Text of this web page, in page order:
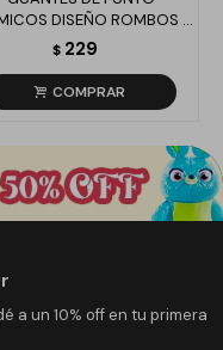
DISEÑO ROMBOS -
BLANCO
$ 229
a un 10% off en tu primera